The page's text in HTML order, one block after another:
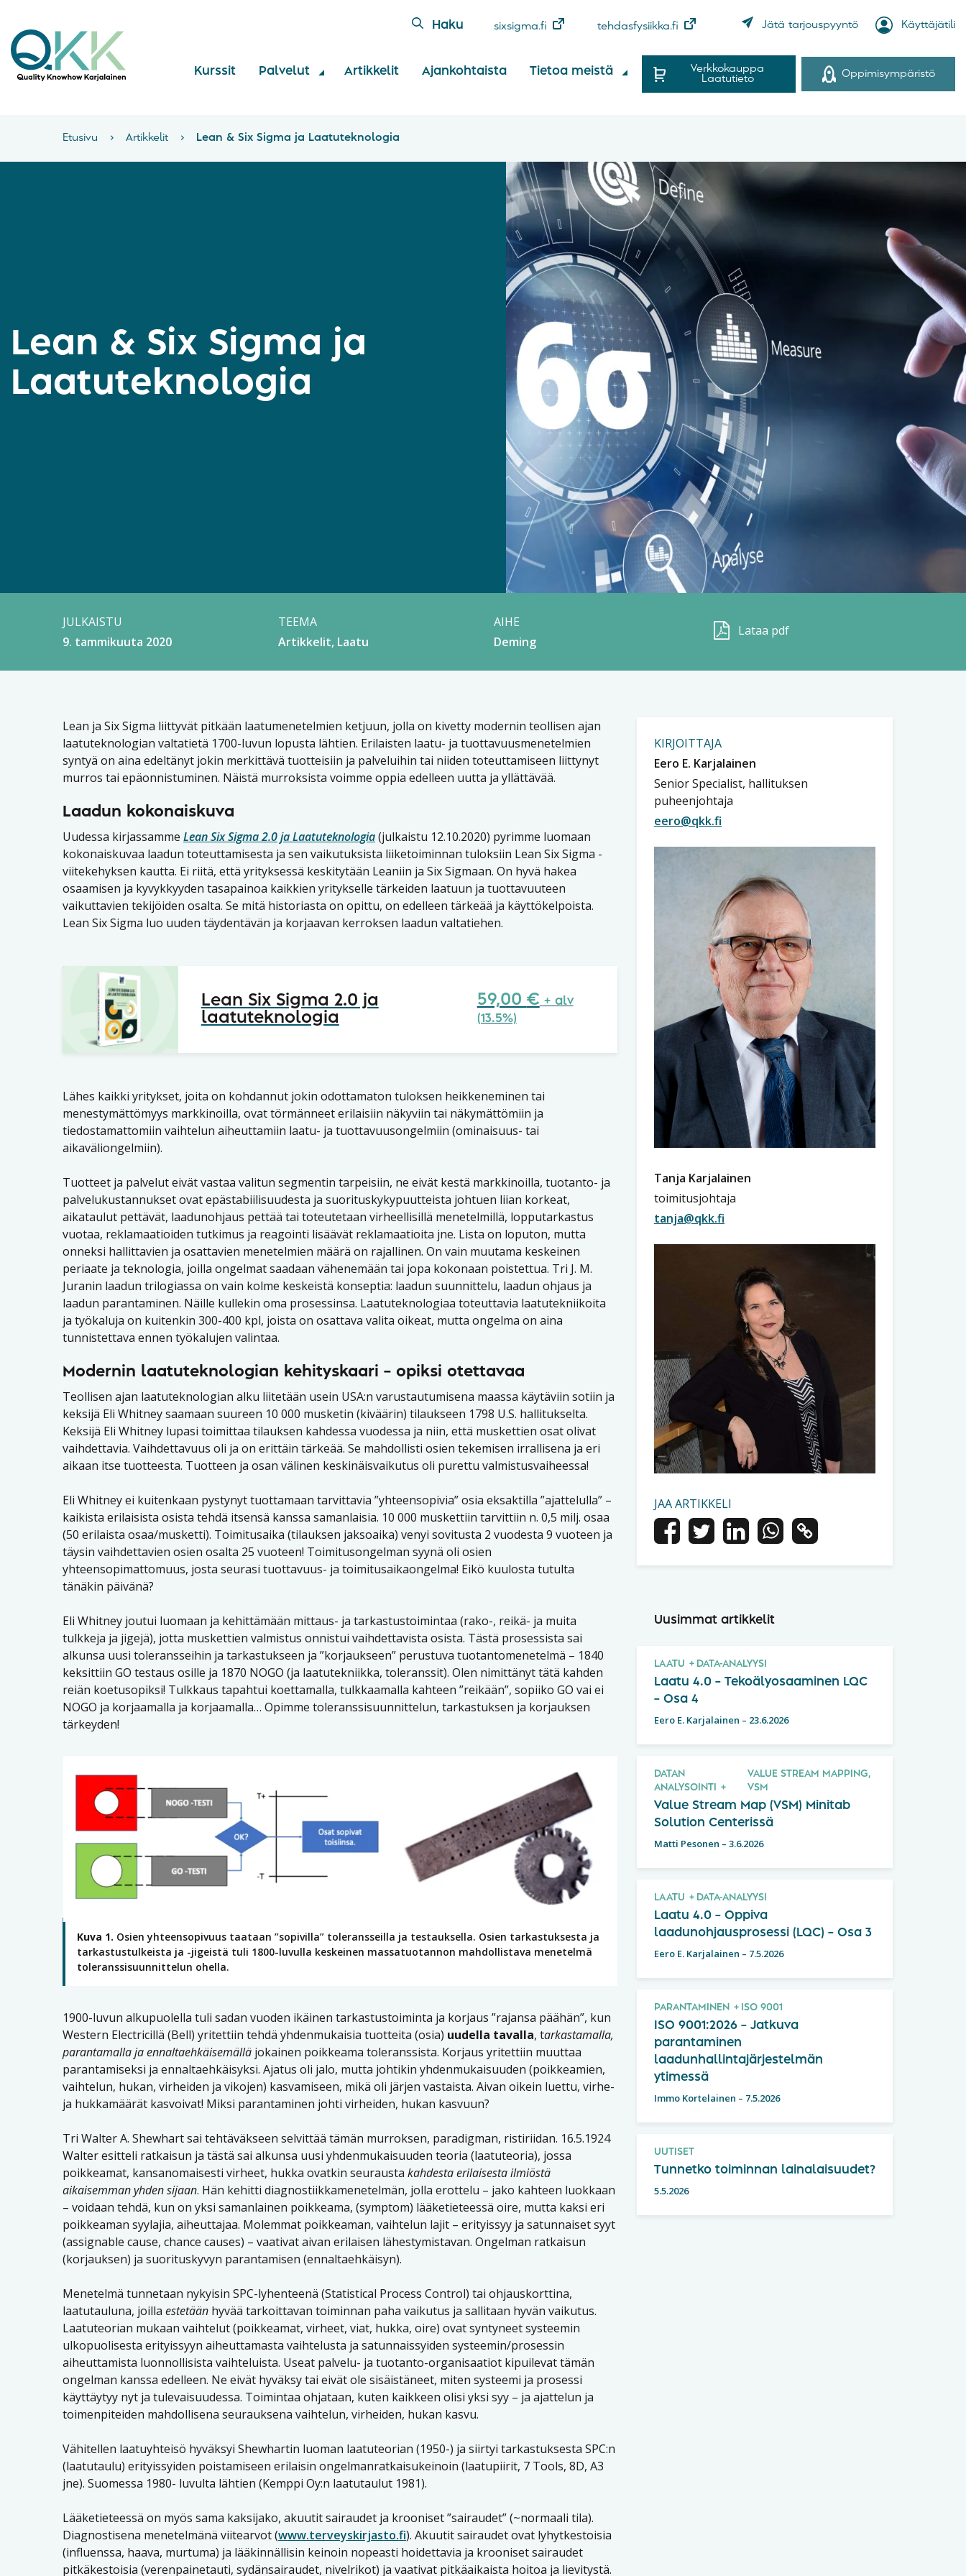
Haku sixsigma.fi tehdasfysiikka.fi Jätä tarjouspyyntö Käyttäjätili
Kurssit Palvelut Artikkelit Ajankohtaista Tietoa meistä
Verkkokauppa
Laatutieto
Oppimisympäristö
Etusivu › Artikkelit › Lean & Six Sigma ja Laatuteknologia
Lean & Six Sigma ja
Laatuteknologia
JULKAISTU
9. tammikuuta 2020
TEEMA
Artikkelit Laatu
AIHE
Deming
Lataa pdf
Lean ja Six Sigma liittyvät pitkään laatumenetelmien ketjuun, jolla on kivetty modernin teollisen ajan
laatuteknologian valtatietä 1700-luvun lopusta lähtien. Erilaisten laatu- ja tuottavuusmenetelmien
syntyä on aina edeltänyt jokin merkittävä tuotteisiin ja palveluihin tai niiden toteuttamiseen liittynyt
murros tai epäonnistuminen. Näistä murroksista voimme oppia edelleen uutta ja yllättävää.
Laadun kokonaiskuva
Uudessa kirjassamme Lean Six Sigma 2.0 ja Laatuteknologia(julkaistu 12.10.2020) pyrimme luomaan
kokonaiskuvaa laadun toteuttamisesta ja sen vaikutuksista liiketoiminnan tuloksiin Lean Six Sigma -
viitekehyksen kautta. Ei riitä, että yrityksessä keskitytään Leaniin ja Six Sigmaan. On hyvä hakea
osaamisen ja kyvykkyyden tasapainoa kaikkien yritykselle tärkeiden laatuun ja tuottavuuteen
vaikuttavien tekijöiden osalta. Se mitä historiasta on opittu, on edelleen tärkeää ja käyttökelpoista.
Lean Six Sigma luo uuden täydentävän ja korjaavan kerroksen laadun valtatiehen.
Lean Six Sigma 2.0 ja
laatuteknologia
59,00 € + alv
(13.5%)
Lähes kaikki yritykset, joita on kohdannut jokin odottamaton tuloksen heikkeneminen tai
menestymättömyys markkinoilla, ovat törmänneet erilaisiin näkyviin tai näkymättömiin ja
tiedostamattomiin vaihtelun aiheuttamiin laatu- ja tuottavuusongelmiin (ominaisuus- tai
aikaväliongelmiin).
Tuotteet ja palvelut eivät vastaa valitun segmentin tarpeisiin, ne eivät kestä markkinoilla, tuotanto- ja
palvelukustannukset ovat epästabiilisuudesta ja suorituskykypuutteista johtuen liian korkeat,
aikataulut pettävät, laadunohjaus pettää tai toteutetaan virheellisillä menetelmillä, lopputarkastus
vuotaa, reklamaatioiden tutkimus ja reagointi lisäävät reklamaatioita jne. Lista on loputon, mutta
onneksi hallittavien ja osattavien menetelmien määrä on rajallinen. On vain muutama keskeinen
periaate ja teknologia, joilla ongelmat saadaan vähenemään tai jopa kokonaan poistettua. Tri J. M.
Juranin laadun trilogiassa on vain kolme keskeistä konseptia: laadun suunnittelu, laadun ohjaus ja
laadun parantaminen. Näille kullekin oma prosessinsa. Laatuteknologiaa toteuttavia laatutekniikoita
ja työkaluja on kuitenkin 300-400 kpl, joista on osattava valita oikeat, mutta ongelma on aina
tunnistettava ennen työkalujen valintaa.
Modernin laatuteknologian kehityskaari – opiksi otettavaa
Teollisen ajan laatuteknologian alku liitetään usein USA:n varustautumisena maassa käytäviin sotiin ja
keksijä Eli Whitney saamaan suureen 10 000 musketin (kiväärin) tilaukseen 1798 U.S. hallitukselta.
Keksijä Eli Whitney lupasi toimittaa tilauksen kahdessa vuodessa ja niin, että muskettien osat olivat
vaihdettavia. Vaihdettavuus oli ja on erittäin tärkeää. Se mahdollisti osien tekemisen irrallisena ja eri
aikaan itse tuotteesta. Tuotteen ja osan välinen keskinäisvaikutus oli purettu valmistusvaiheessa!
Eli Whitney ei kuitenkaan pystynyt tuottamaan tarvittavia ”yhteensopivia” osia eksaktilla ”ajattelulla” –
kaikista erilaisista osista tehdä itsensä kanssa samanlaisia. 10 000 muskettiin tarvittiin n. 0,5 milj. osaa
(50 erilaista osaa/musketti). Toimitusaika (tilauksen jaksoaika) venyi sovitusta 2 vuodesta 9 vuoteen ja
täysin vaihdettavien osien osalta 25 vuoteen! Toimitusongelman syynä oli osien
yhteensopimattomuus, josta seurasi tuottavuus- ja toimitusaikaongelma! Eikö kuulosta tutulta
tänäkin päivänä?
Eli Whitney joutui luomaan ja kehittämään mittaus- ja tarkastustoimintaa (rako-, reikä- ja muita
tulkkeja ja jigejä), jotta muskettien valmistus onnistui vaihdettavista osista. Tästä prosessista sai
alkunsa uusi toleransseihin ja tarkastukseen ja ”korjaukseen” perustuva tuotantomenetelmä – 1840
keksittiin GO testaus osille ja 1870 NOGO (ja laatutekniikka, toleranssit). Olen nimittänyt tätä kahden
reiän koetusopiksi! Tulkkaus tapahtui koettamalla, tulkkaamalla kahteen ”reikään”, sopiiko GO vai ei
NOGO ja korjaamalla ja korjaamalla… Opimme toleranssisuunnittelun, tarkastuksen ja korjauksen
tärkeyden!
Kuva 1. Osien yhteensopivuus taataan ”sopivilla” toleransseilla ja testauksella. Osien tarkastuksesta ja
tarkastustulkeista ja -jigeistä tuli 1800-luvulla keskeinen massatuotannon mahdollistava menetelmä
toleranssisuunnittelun ohella.
1900-luvun alkupuolella tuli sadan vuoden ikäinen tarkastustoiminta ja korjaus ”rajansa päähän”, kun
Western Electricillä (Bell) yritettiin tehdä yhdenmukaisia tuotteita (osia) uudella tavalla, tarkastamalla,
parantamalla ja ennaltaehkäisemällä jokainen poikkeama toleranssista. Korjaus yritettiin muuttaa
parantamiseksi ja ennaltaehkäisyksi. Ajatus oli jalo, mutta johtikin yhdenmukaisuuden (poikkeamien,
vaihtelun, hukan, virheiden ja vikojen) kasvamiseen, mikä oli järjen vastaista. Aivan oikein luettu, virhe-
ja hukkamäärät kasvoivat! Miksi parantaminen johti virheiden, hukan kasvuun?
Tri Walter A. Shewhart sai tehtäväkseen selvittää tämän murroksen, paradigman, ristiriidan. 16.5.1924
Walter esitteli ratkaisun ja tästä sai alkunsa uusi yhdenmukaisuuden teoria (laatuteoria), jossa
poikkeamat, kansanomaisesti virheet, hukka ovatkin seurausta kahdesta erilaisesta ilmiöstä
aikaisemman yhden sijaan. Hän kehitti diagnostiikkamenetelmän, jolla erottelu – jako kahteen luokkaan
– voidaan tehdä, kun on yksi samanlainen poikkeama, (symptom) lääketieteessä oire, mutta kaksi eri
poikkeaman syylajia, aiheuttajaa. Molemmat poikkeaman, vaihtelun lajit – erityissyy ja satunnaiset syyt
(assignable cause, chance causes) – vaativat aivan erilaisen lähestymistavan. Ongelman ratkaisun
(korjauksen) ja suorituskyvyn parantamisen (ennaltaehkäisyn).
Menetelmä tunnetaan nykyisin SPC-lyhenteenä (Statistical Process Control) tai ohjauskorttina,
laatutauluna, joilla estetään hyvää tarkoittavan toiminnan paha vaikutus ja sallitaan hyvän vaikutus.
Laatuteorian mukaan vaihtelut (poikkeamat, virheet, viat, hukka, oire) ovat syntyneet systeemin
ulkopuolisesta erityissyyn aiheuttamasta vaihtelusta ja satunnaissyiden systeemin/prosessin
aiheuttamista luonnollisista vaihteluista. Useat palvelu- ja tuotanto-organisaatiot kipuilevat tämän
ongelman kanssa edelleen. Ne eivät hyväksy tai eivät ole sisäistäneet, miten systeemi ja prosessi
käyttäytyy nyt ja tulevaisuudessa. Toimintaa ohjataan, kuten kaikkeen olisi yksi syy – ja ajattelun ja
toimenpiteiden mahdollisena seurauksena vaihtelun, virheiden, hukan kasvu.
Vähitellen laatuyhteisö hyväksyi Shewhartin luoman laatuteorian (1950-) ja siirtyi tarkastuksesta SPC:n
(laatutaulu) erityissyiden poistamiseen erilaisin ongelmanratkaisukeinoin (laatupiirit, 7 Tools, 8D, A3
jne). Suomessa 1980- luvulta lähtien (Kemppi Oy:n laatutaulut 1981).
Lääketieteessä on myös sama kaksijako, akuutit sairaudet ja krooniset ”sairaudet” (~normaali tila).
Diagnostisena menetelmänä viitearvot (www.terveyskirjasto.fi). Akuutit sairaudet ovat lyhytkestoisia
(influenssa, haava, murtuma) ja lääkinnällisin keinoin nopeasti hoidettavia ja krooniset sairaudet
pitkäkestoisia (verenpainetauti, sydänsairaudet, nivelrikot) ja vaativat pitkäaikaista hoitoa ja lievitystä.
KIRJOITTAJA
Eero E. Karjalainen
Senior Specialist, hallituksen
puheenjohtaja
eero@qkk.fi
Tanja Karjalainen
toimitusjohtaja
tanja@qkk.fi
JAA ARTIKKELI
Uusimmat artikkelit
LAATU DATA-ANALYYSI
Laatu 4.0 – Tekoälyosaaminen LQC
– Osa 4
Eero E. Karjalainen – 23.6.2026
DATAN
ANALYSOINTI
VALUE STREAM MAPPING,
VSM
Value Stream Map (VSM) Minitab
Solution Centerissä
Matti Pesonen – 3.6.2026
LAATU DATA-ANALYYSI
Laatu 4.0 – Oppiva
laadunohjausprosessi (LQC) – Osa 3
Eero E. Karjalainen – 7.5.2026
PARANTAMINEN ISO 9001
ISO 9001:2026 – Jatkuva
parantaminen
laadunhallintajärjestelmän
ytimessä
Immo Kortelainen – 7.5.2026
UUTISET
Tunnetko toiminnan lainalaisuudet?
5.5.2026